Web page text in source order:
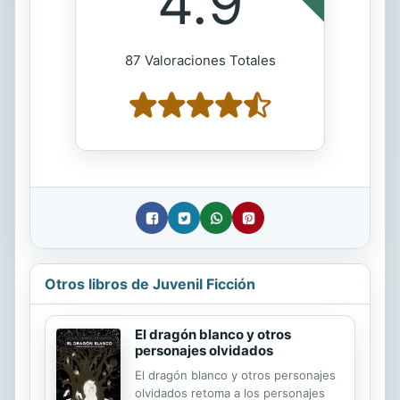
87 Valoraciones Totales
Otros libros de Juvenil Ficción
El dragón blanco y otros
personajes olvidados
El dragón blanco y otros personajes
olvidados retoma a los personajes